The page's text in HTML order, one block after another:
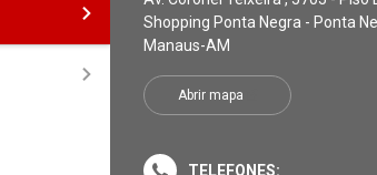
Shopping Ponta Negra - Ponta
Manaus-AM
Abrir mapa
TELEFONES: